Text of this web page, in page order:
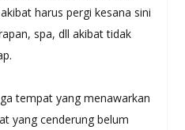
harus pergi kesana sini
spa, dll akibat tidak
tempat yang menawarkan
yang cenderung belum